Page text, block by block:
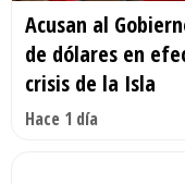
Acusan al
de dólares en
crisis de la Isla
Hace 1 día